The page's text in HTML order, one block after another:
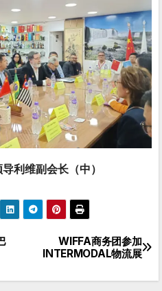
利维副会长（中）
WIFFA商务团参加
INTERMODAL物流展